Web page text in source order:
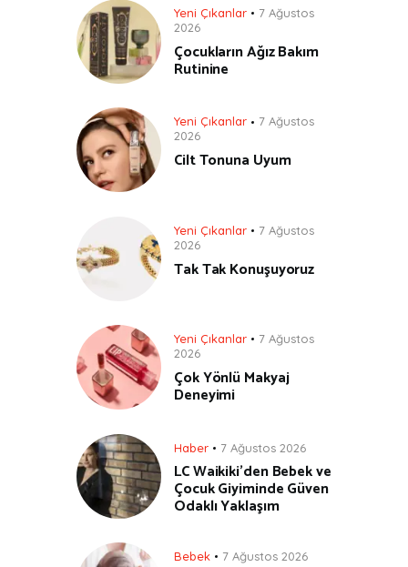
Yeni Çıkanlar
7 Ağustos
2026
Çocukların Ağız Bakım
Rutinine
Yeni Çıkanlar
7 Ağustos
2026
Cilt Tonuna Uyum
Yeni Çıkanlar
7 Ağustos
2026
Tak Tak Konuşuyoruz
Yeni Çıkanlar
7 Ağustos
2026
Çok Yönlü Makyaj
Deneyimi
Haber 7 Ağustos 2026
LC Waikiki’den Bebek ve
Çocuk Giyiminde Güven
Odaklı Yaklaşım
Bebek 7 Ağustos 2026